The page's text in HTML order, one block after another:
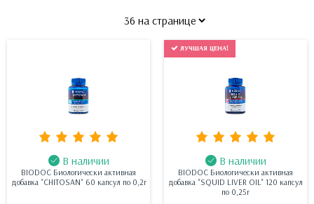
В наличии
BIODOC Биологически активная
добавка "CHITOSAN" 60 капсул по 0,2г
ЛУЧШАЯ ЦЕНА!
В наличии
BIODOC Биологически активная
добавка "SQUID LIVER OIL" 120 капсул
по 0,25г